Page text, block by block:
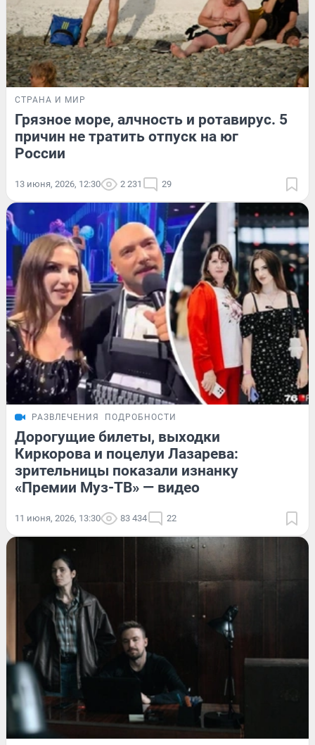
СТРАНА И МИР
Грязное море, алчность и ротавирус. 5
причин не тратить отпуск на юг
России
13 июня, 2026, 12:30 2 231 29
РАЗВЛЕЧЕНИЯ ПОДРОБНОСТИ
Дорогущие билеты, выходки
Киркорова и поцелуи Лазарева:
зрительницы показали изнанку
«Премии Муз-ТВ» — видео
11 июня, 2026, 13:30 83 434 22